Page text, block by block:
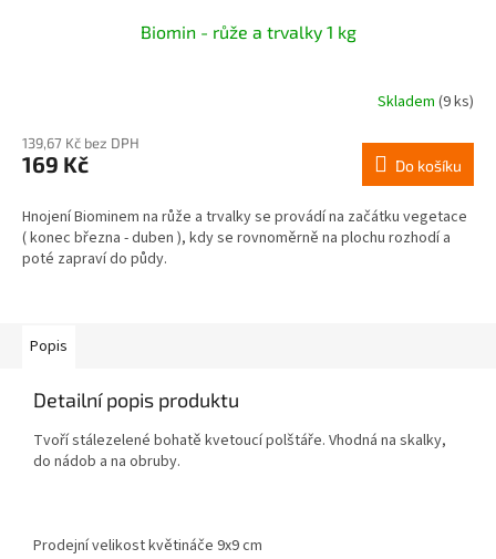
Biomin - růže a trvalky 1 kg
Skladem (9 ks)
139,67 Kč bez DPH
169 Kč Do košíku
Hnojení Biominem na růže a trvalky se provádí na začátku vegetace
( konec března - duben ), kdy se rovnoměrně na plochu rozhodí a
poté zapraví do půdy.
Popis
Detailní popis produktu
Tvoří stálezelené bohatě kvetoucí polštáře. Vhodná na skalky,
do nádob a na obruby.
Prodejní velikost květináče 9x9 cm